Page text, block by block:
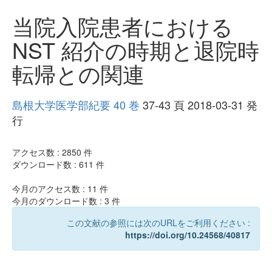
当院入院患者における
NST 紹介の時期と退院時
転帰との関連
島根大学医学部紀要 40 巻 37-43 頁 2018-03-31 発
行
アクセス数 : 2850 件
ダウンロード数 : 611 件
今月のアクセス数 : 11 件
今月のダウンロード数 : 3 件
この文献の参照には次のURLをご利用ください :
https://doi.org/10.24568/40817